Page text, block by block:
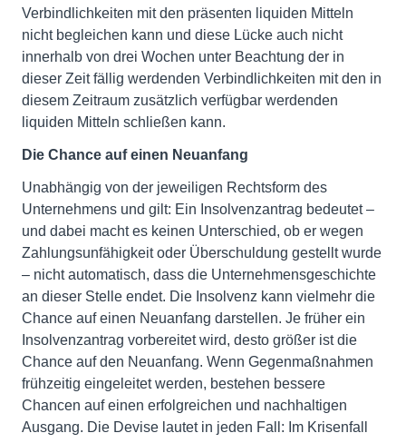
Verbindlichkeiten mit den präsenten liquiden Mitteln
nicht begleichen kann und diese Lücke auch nicht
innerhalb von drei Wochen unter Beachtung der in
dieser Zeit fällig werdenden Verbindlichkeiten mit den in
diesem Zeitraum zusätzlich verfügbar werdenden
liquiden Mitteln schließen kann.
Die Chance auf einen Neuanfang
Unabhängig von der jeweiligen Rechtsform des
Unternehmens und gilt: Ein Insolvenzantrag bedeutet –
und dabei macht es keinen Unterschied, ob er wegen
Zahlungsunfähigkeit oder Überschuldung gestellt wurde
– nicht automatisch, dass die Unternehmensgeschichte
an dieser Stelle endet. Die Insolvenz kann vielmehr die
Chance auf einen Neuanfang darstellen. Je früher ein
Insolvenzantrag vorbereitet wird, desto größer ist die
Chance auf den Neuanfang. Wenn Gegenmaßnahmen
frühzeitig eingeleitet werden, bestehen bessere
Chancen auf einen erfolgreichen und nachhaltigen
Ausgang. Die Devise lautet in jeden Fall: Im Krisenfall